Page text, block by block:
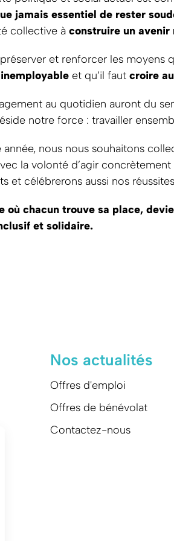
jamais essentiel de rester
collective à construire un avenir
et renforcer les
inemployable et qu’il faut croire
au quotidien auront du
notre force : travailler
nous nous souhaitons
la volonté d’agir
et célébrerons aussi nos
où chacun trouve sa place,
et solidaire.
Nos actualités
Offres d'emploi
Offres de bénévolat
Contactez-nous